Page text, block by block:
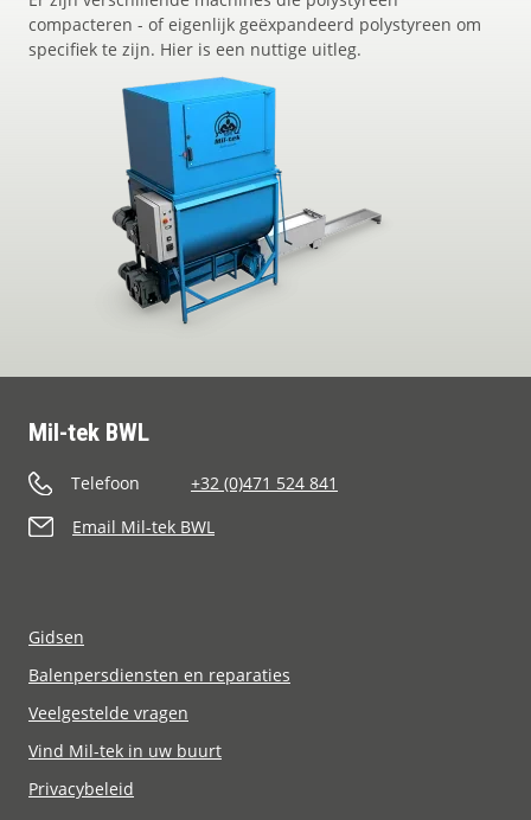
compacteren - of eigenlijk geëxpandeerd polystyreen om
specifiek te zijn. Hier is een nuttige uitleg.
Mil-tek BWL
Telefoon
+32 (0)471 524 841
Email Mil-tek BWL
Gidsen
Balenpersdiensten en reparaties
Veelgestelde vragen
Vind Mil-tek in uw buurt
Privacybeleid